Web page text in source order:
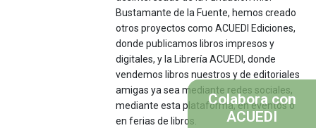
Bustamante de la Fuente, hemos creado
otros proyectos como ACUEDI Ediciones,
donde publicamos libros impresos y
digitales, y la Librería ACUEDI, donde
vendemos libros nuestros y de editoriales
amigas ya sea mediante redes sociales,
mediante esta plataforma, en eventos o
en ferias de libros.
Colabora con
ACUEDI